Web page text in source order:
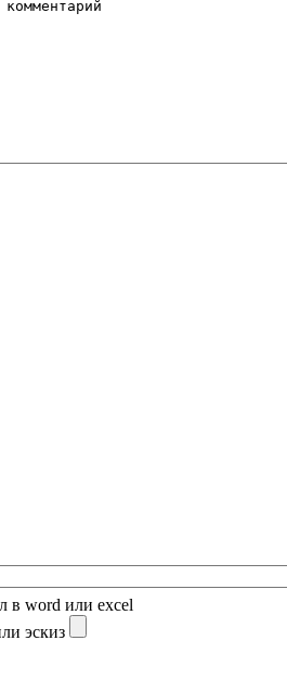
в word или excel
эскиз